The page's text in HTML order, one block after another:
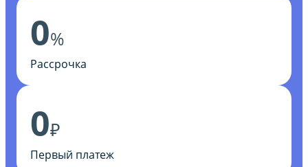
0%
Рассрочка
0₽
Первый платеж